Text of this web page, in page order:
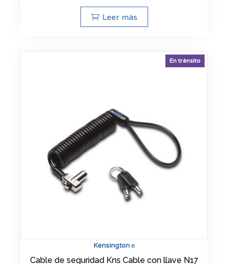
Leer más
Kensington®
En tránsito
Cable de seguridad Kns Cable con llave N17